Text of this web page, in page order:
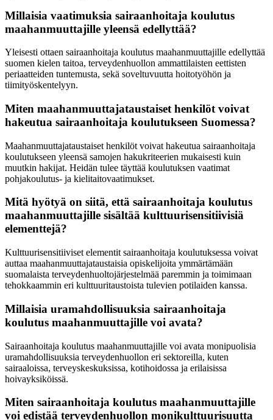
Millaisia vaatimuksia sairaanhoitaja koulutus
maahanmuuttajille yleensä edellyttää?
Yleisesti ottaen sairaanhoitaja koulutus maahanmuuttajille edellyttää
suomen kielen taitoa, terveydenhuollon ammattilaisten eettisten
periaatteiden tuntemusta, sekä soveltuvuutta hoitotyöhön ja
tiimityöskentelyyn.
Miten maahanmuuttajataustaiset henkilöt voivat
hakeutua sairaanhoitaja koulutukseen Suomessa?
Maahanmuuttajataustaiset henkilöt voivat hakeutua sairaanhoitaja
koulutukseen yleensä samojen hakukriteerien mukaisesti kuin
muutkin hakijat. Heidän tulee täyttää koulutuksen vaatimat
pohjakoulutus- ja kielitaitovaatimukset.
Mitä hyötyä on siitä, että sairaanhoitaja koulutus
maahanmuuttajille sisältää kulttuurisensitiivisiä
elementtejä?
Kulttuurisensitiiviset elementit sairaanhoitaja koulutuksessa voivat
auttaa maahanmuuttajataustaisia opiskelijoita ymmärtämään
suomalaista terveydenhuoltojärjestelmää paremmin ja toimimaan
tehokkaammin eri kulttuuritaustoista tulevien potilaiden kanssa.
Millaisia uramahdollisuuksia sairaanhoitaja
koulutus maahanmuuttajille voi avata?
Sairaanhoitaja koulutus maahanmuuttajille voi avata monipuolisia
uramahdollisuuksia terveydenhuollon eri sektoreilla, kuten
sairaaloissa, terveyskeskuksissa, kotihoidossa ja erilaisissa
hoivayksiköissä.
Miten sairaanhoitaja koulutus maahanmuuttajille
voi edistää terveydenhuollon monikulttuurisuutta